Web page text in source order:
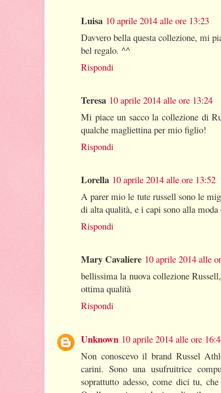
Luisa 10 aprile 2014 alle ore 13:23
Davvero bella questa collezione, mi
bel regalo. ^^
Rispondi
Teresa 10 aprile 2014 alle ore 13:24
Mi piace un sacco la collezione di
qualche magliettina per mio figlio!
Rispondi
Lorella 10 aprile 2014 alle ore 13:52
A parer mio le tute russell sono le
di alta qualità, e i capi sono alla
Rispondi
Mary Cavaliere 10 aprile 2014 alle
bellissima la nuova collezione
ottima qualità
Rispondi
Unknown 10 aprile 2014 alle ore
Non conoscevo il brand Russel
carini. Sono una usufruitrice
soprattutto adesso, come dici tu,